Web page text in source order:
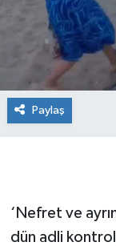
Paylaş
‘Nefret ve
dün adli kontrol